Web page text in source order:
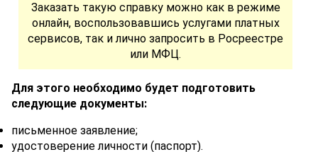
Заказать такую справку можно как в режиме
онлайн, воспользовавшись услугами платных
сервисов, так и лично запросить в Росреестре
или МФЦ.
Для этого необходимо будет подготовить
следующие документы:
письменное заявление;
удостоверение личности (паспорт).